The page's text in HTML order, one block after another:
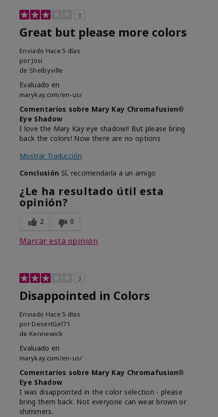
3
Great but please more colors
Enviado Hace 5 días
por Josi
de Shelbyville
Evaluado en
marykay.com/en-us/
Comentarios sobre Mary Kay Chromafusion®
Eye Shadow
I love the Mary Kay eye shadow!! But please bring
back the colors! Now there are no options
Mostrar Traducción
Conclusión Sí, recomendaría a un amigo
¿Le ha resultado útil esta
opinión?
2 0
Marcar esta opinión
3
Disappointed in Colors
Enviado Hace 5 días
por DesertGirl71
de Kennewick
Evaluado en
marykay.com/en-us/
Comentarios sobre Mary Kay Chromafusion®
Eye Shadow
I was disappointed in the color selection - please
bring them back. Not everyone can wear brown or
shimmers.